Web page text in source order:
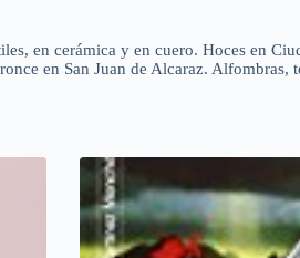
en cerámica y en cuero. Hoces en
en San Juan de Alcaraz.